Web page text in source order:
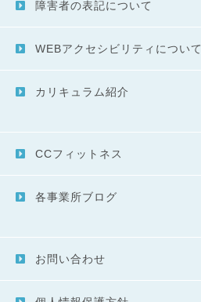
障害者の表記について
WEBアクセシビリティについて
カリキュラム紹介
CCフィットネス
各事業所ブログ
お問い合わせ